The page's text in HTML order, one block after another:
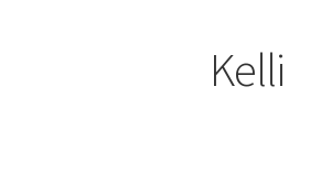
Kelli